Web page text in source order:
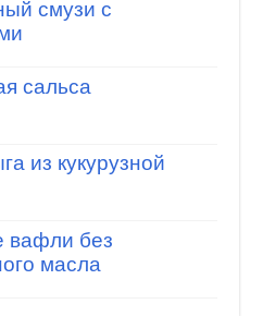
смузи с
сальса
из кукурузной
вафли без
масла